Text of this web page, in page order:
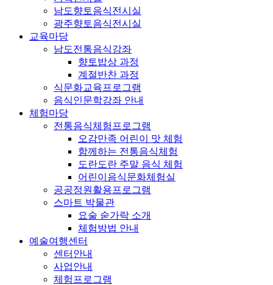
남도향토음식전시실
광주향토음식전시실
교육마당
남도전통음식강좌
향토밥상 과정
계절반찬 과정
식문화교육프로그램
음식인문학강좌 안내
체험마당
전통음식체험프로그램
오감만족 어린이 맛 체험
함께하는 전통음식체험
도란도란 주말 음식 체험
어린이음식문화체험실
공공정원활용프로그램
스마트 박물관
요술 숟가락 소개
체험방법 안내
예술여행센터
센터안내
사업안내
체험프로그램